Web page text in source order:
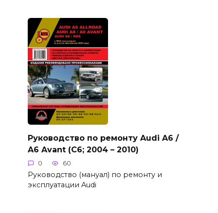
Руководство по ремонту Audi A6 /
A6 Avant (C6; 2004 – 2010)
0 60
Руководство (мануал) по ремонту и
эксплуатации Audi